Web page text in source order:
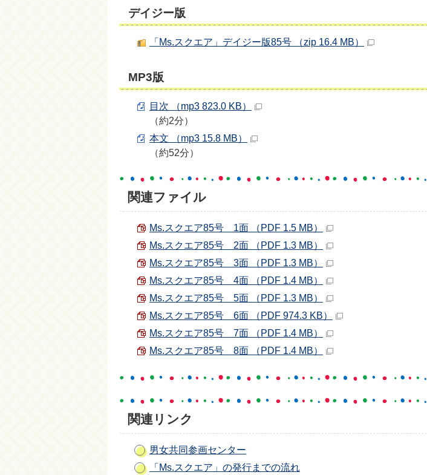
デイジー版
「Ms.スクエア」デイジー版85号 （zip 16.4 MB）
MP3版
目次 （mp3 823.0 KB）
（約2分）
本文 （mp3 15.8 MB）
（約52分）
関連ファイル
Ms.スクエア85号 1面 （PDF 1.5 MB）
Ms.スクエア85号 2面 （PDF 1.3 MB）
Ms.スクエア85号 3面 （PDF 1.3 MB）
Ms.スクエア85号 4面 （PDF 1.4 MB）
Ms.スクエア85号 5面 （PDF 1.3 MB）
Ms.スクエア85号 6面 （PDF 974.3 KB）
Ms.スクエア85号 7面 （PDF 1.4 MB）
Ms.スクエア85号 8面 （PDF 1.4 MB）
関連リンク
男女共同参画センター
「Ms.スクエア」の発行までの流れ